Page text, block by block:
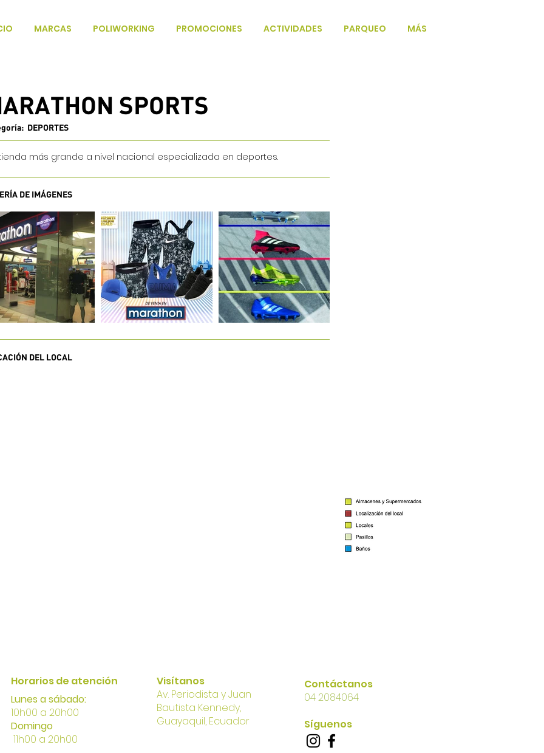
MARCAS POLIWORKING PROMOCIONES ACTIVIDADES PARQUEO MÁS
SPORTS
DEPORTES
más grande a nivel nacional especializada en deportes.
DE IMÁGENES
DEL LOCAL
Horarios de atención
Lunes a sábado:
10h00 a 20h00
Domingo
11h00 a 20h00
Visítanos
Av. Periodista y Juan
Bautista Kennedy,
Guayaquil, Ecuador
Contáctanos
04 2084064
Síguenos